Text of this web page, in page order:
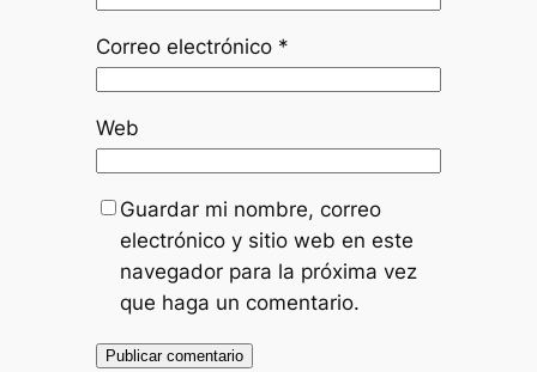
Correo electrónico *
Web
Guardar mi nombre, correo
electrónico y sitio web en este
navegador para la próxima vez
que haga un comentario.